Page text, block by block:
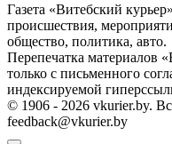
Газета «Витебский
происшествия,
общество, политика, авто.
Перепечатка материалов
только с письменного
индексируемой
© 1906 - 2026 vkurier.by.
feedback@vkurier.by